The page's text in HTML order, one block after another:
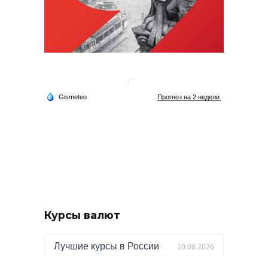
Курсы валют
Лучшие курсы в России 10.08.2026